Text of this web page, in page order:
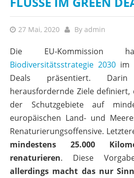
27 Mai, 2020 By admin
Die EU-
Biodiversitätsstrategie 2030 im
Deals präsentiert.
herausfordernde Ziele definiert,
der Schutzgebiete auf
europäischen Land- und
Renaturierungsoffensive.
mindestens 25.000
renaturieren. Diese
allerdings macht das nur